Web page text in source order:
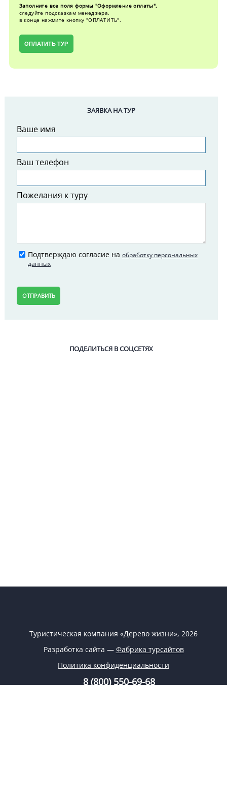
Заполните все поля формы "Оформление оплаты",
следуйте подсказкам менеджера,
в конце нажмите кнопку "ОПЛАТИТЬ".
ОПЛАТИТЬ ТУР
ЗАЯВКА НА ТУР
Ваше имя
Ваш телефон
Пожелания к туру
Подтверждаю согласие на обработку персональных
данных
ОТПРАВИТЬ
ПОДЕЛИТЬСЯ В СОЦСЕТЯХ
Туристическая компания «Дерево жизни», 2026
Разработка сайта — Фабрика турсайтов
Политика конфиденциальности
8 (800) 550-69-68